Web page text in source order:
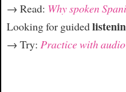
→ Read: Why spoken
Looking for guided
→ Try: Practice with